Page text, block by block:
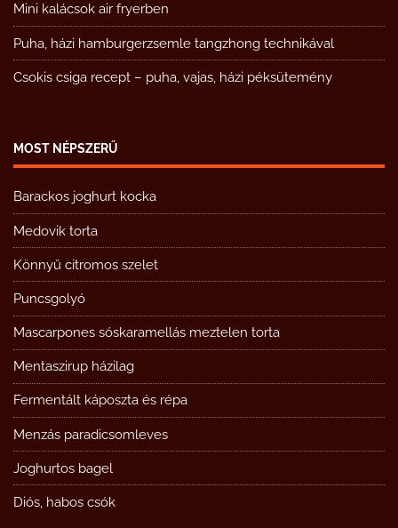
Mini kalácsok air fryerben
Puha, házi hamburgerzsemle tangzhong technikával
Csokis csiga recept – puha, vajas, házi péksütemény
MOST NÉPSZERŰ
Barackos joghurt kocka
Medovik torta
Könnyű citromos szelet
Puncsgolyó
Mascarpones sóskaramellás meztelen torta
Mentaszirup házilag
Fermentált káposzta és répa
Menzás paradicsomleves
Joghurtos bagel
Diós, habos csók